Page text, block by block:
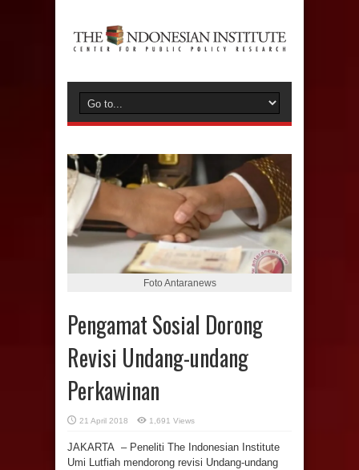
Foto Antaranews
Pengamat Sosial Dorong
Revisi Undang-undang
Perkawinan
21 April 2018 1,691 Views
JAKARTA – Peneliti The Indonesian Institute
Umi Lutfiah mendorong revisi Undang-undang